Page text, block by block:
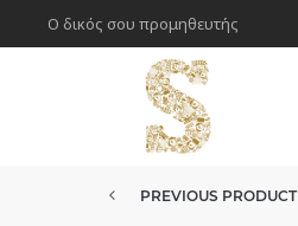
Ο δικός σου προμηθευτής
PREVIOUS PRODUCT